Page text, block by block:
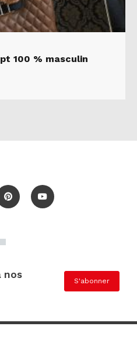
100 % masculin
nos
S'abonner